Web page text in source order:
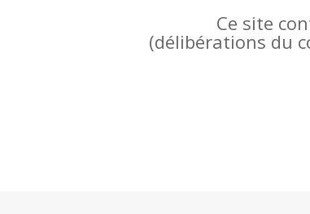
Ce site
(délibérations du